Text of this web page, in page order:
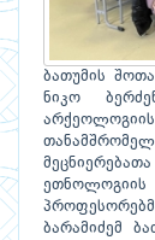
ბათუმის
ნიკო
ბარამიძემ